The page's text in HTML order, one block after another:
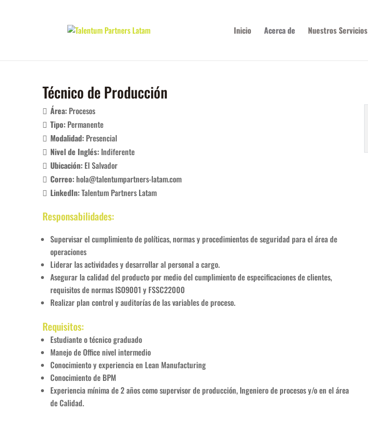
Inicio Acerca de Nuestros Servicios
Técnico de Producción
Área: Procesos
Tipo: Permanente
Modalidad: Presencial
Nivel de Inglés: Indiferente
Ubicación: El Salvador
Correo: hola@talentumpartners-latam.com
LinkedIn:Talentum Partners Latam
Responsabilidades:
Supervisar el cumplimiento de políticas, normas y procedimientos de seguridad para el área de
operaciones
Liderar las actividades y desarrollar al personal a cargo.
Asegurar la calidad del producto por medio del cumplimiento de especificaciones de clientes,
requisitos de normas ISO9001 y FSSC22000
Realizar plan control y auditorías de las variables de proceso.
Requisitos:
Estudiante o técnico graduado
Manejo de Office nivel intermedio
Conocimiento y experiencia en Lean Manufacturing
Conocimiento de BPM
Experiencia mínima de 2 años como supervisor de producción, Ingeniero de procesos y/o en el área
de Calidad.